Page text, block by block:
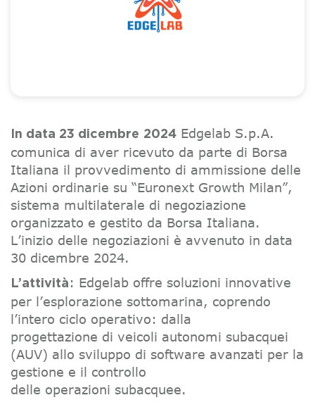
In data 23 dicembre 2024 Edgelab S.p.A.
comunica di aver ricevuto da parte di Borsa
Italiana il provvedimento di ammissione delle
Azioni ordinarie su “Euronext Growth Milan”,
sistema multilaterale di negoziazione
organizzato e gestito da Borsa Italiana.
L’inizio delle negoziazioni è avvenuto in data
30 dicembre 2024.
L’attività : Edgelab offre soluzioni innovative
per l’esplorazione sottomarina, coprendo
l’intero ciclo operativo: dalla
progettazione di veicoli autonomi subacquei
(AUV) allo sviluppo di software avanzati per la
gestione e il controllo
delle operazioni subacquee.